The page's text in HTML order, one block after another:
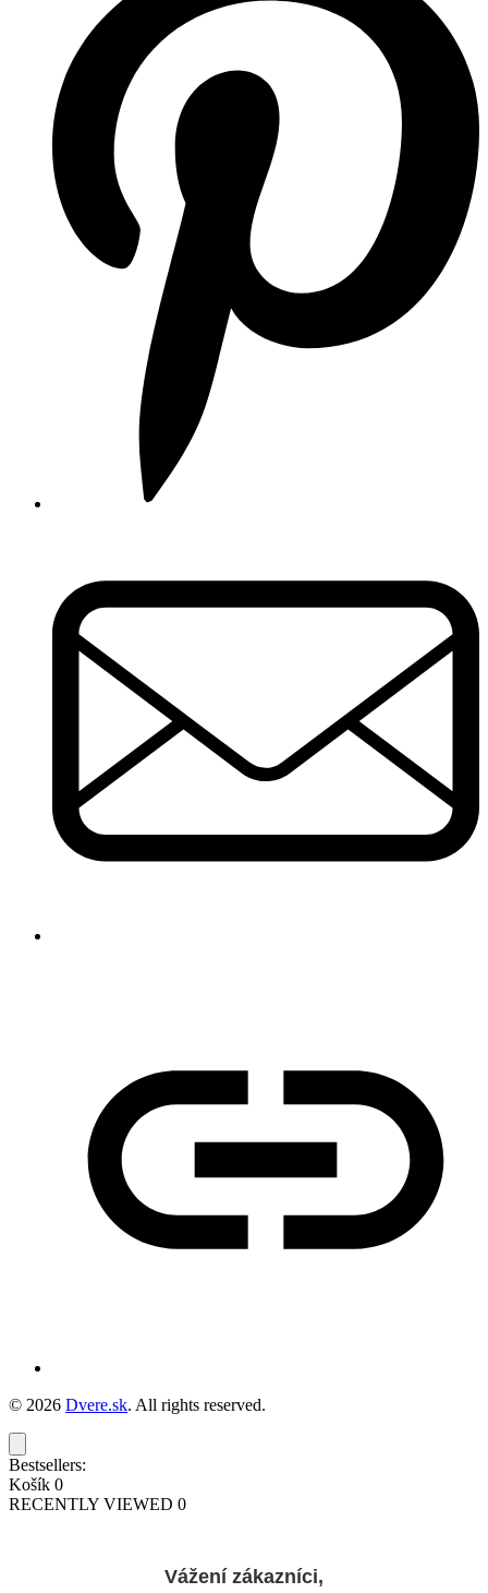
© 2026 Dvere.sk. All rights reserved.
Bestsellers:
Košík 0
RECENTLY VIEWED 0
Vážení zákazníci,